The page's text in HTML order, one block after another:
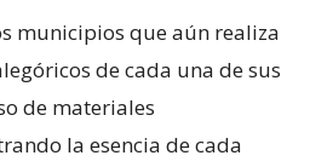
municipios que aún realiza
de cada una de sus
de materiales
la esencia de cada